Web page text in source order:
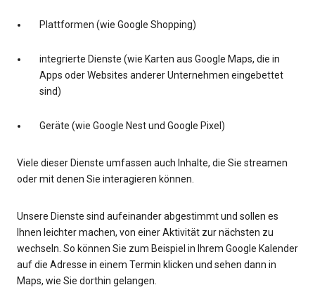
Plattformen (wie Google Shopping)
integrierte Dienste (wie Karten aus Google Maps, die in
Apps oder Websites anderer Unternehmen eingebettet
sind)
Geräte (wie Google Nest und Google Pixel)
Viele dieser Dienste umfassen auch Inhalte, die Sie streamen
oder mit denen Sie interagieren können.
Unsere Dienste sind aufeinander abgestimmt und sollen es
Ihnen leichter machen, von einer Aktivität zur nächsten zu
wechseln. So können Sie zum Beispiel in Ihrem Google Kalender
auf die Adresse in einem Termin klicken und sehen dann in
Maps, wie Sie dorthin gelangen.